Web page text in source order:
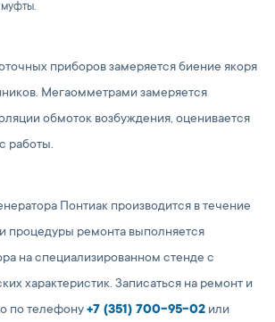
приборов замеряется биение якоря
Мегаомметрами замеряется
обмоток возбуждения, оценивается
работы.
Понтиак производится в течение
процедуры ремонта выполняется
на специализированном стенде с
характеристик. Записаться на ремонт и
по телефону+7 (351) 700-95-02 или